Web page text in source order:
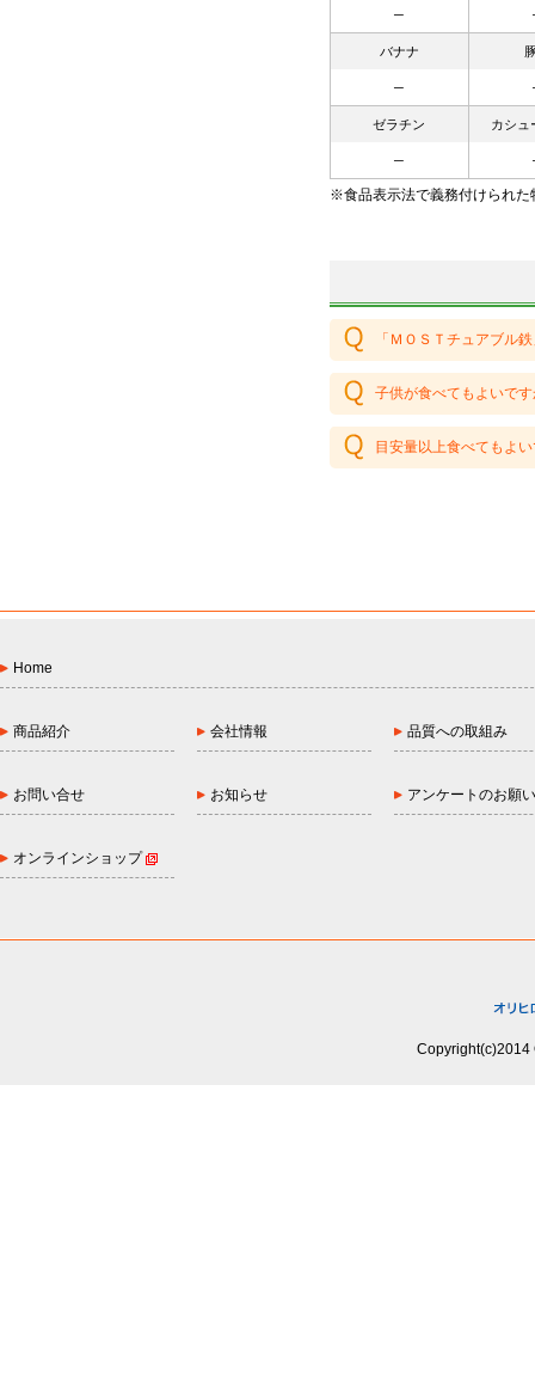
─
バナナ
─
ゼラチン カシュ
─
※食品表示法で義務付けられた
「ＭＯＳＴチュアブル
子供が食べてもよいで
目安量以上食べてもよ
Home
商品紹介 会社情報 品質への取組み
お問い合せ お知らせ アンケートのお願い
オンラインショップ
Copyright(c)2014